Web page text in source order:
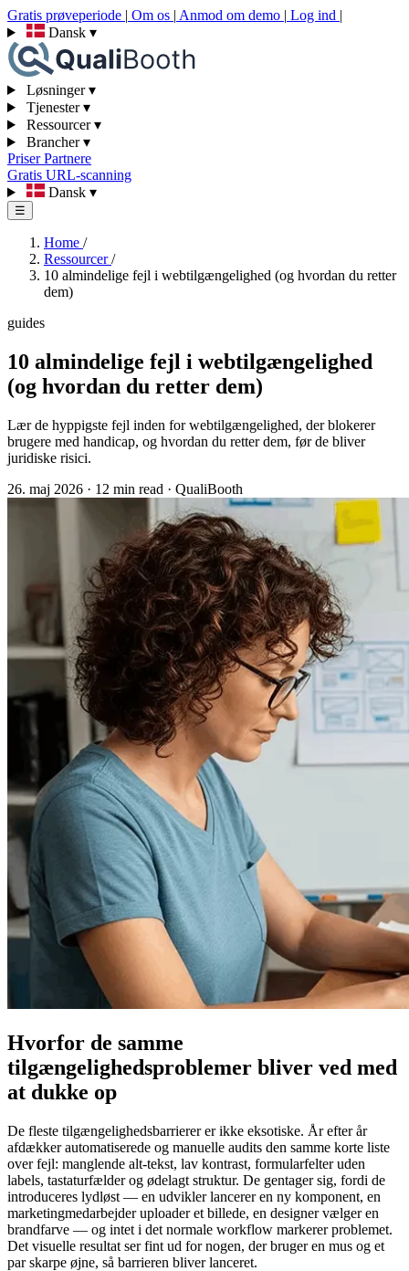
Gratis prøveperiode | Om os | Anmod om demo | Log ind |
Dansk ▾
Løsninger▾
Tjenester▾
Ressourcer▾
Brancher▾
PriserPartnere
Gratis URL-scanning
Dansk ▾
☰
Home /
Ressourcer/
10 almindelige fejl i webtilgængelighed (og hvordan du retter
dem)
guides
10 almindelige fejl i webtilgængelighed
(og hvordan du retter dem)
Lær de hyppigste fejl inden for webtilgængelighed, der blokerer
brugere med handicap, og hvordan du retter dem, før de bliver
juridiske risici.
26. maj 2026 · 12 min read · QualiBooth
Hvorfor de samme
tilgængelighedsproblemer bliver ved med
at dukke op
De fleste tilgængelighedsbarrierer er ikke eksotiske. År efter år
afdækker automatiserede og manuelle audits den samme korte liste
over fejl: manglende alt-tekst, lav kontrast, formularfelter uden
labels, tastaturfælder og ødelagt struktur. De gentager sig, fordi de
introduceres lydløst — en udvikler lancerer en ny komponent, en
marketingmedarbejder uploader et billede, en designer vælger en
brandfarve — og intet i det normale workflow markerer problemet.
Det visuelle resultat ser fint ud for nogen, der bruger en mus og et
par skarpe øjne, så barrieren bliver lanceret.